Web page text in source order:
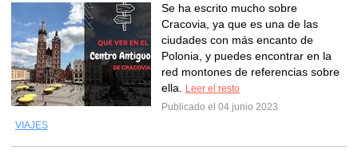
Se ha escrito mucho sobre
Cracovia, ya que es una de las
ciudades con más encanto de
Polonia, y puedes encontrar en la
red montones de referencias sobre
ella.
Leer el resto
Publicado el 04 junio 2023
VIAJES